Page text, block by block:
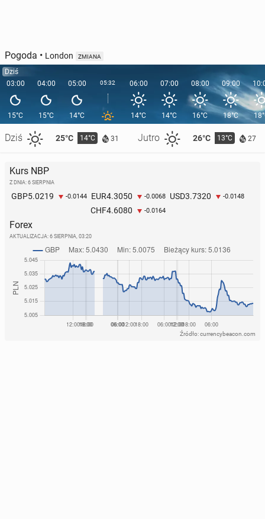
Pogoda • London ZMIANA
Dziś
03:00
15°C
Dziś 25°C 14°C 31 Jutro 26°C 13°C 27
04:00
15°C
05:00
14°C
05:32 06:00
14°C
07:00
14°C
08:00
16°C
09:00
18°C
Kurs NBP
Z DNIA: 6 SIERPNIA
GBP5.0219 -0.0144 EUR4.3050 -0.0068 USD3.7320 -0.0148
CHF4.6080 -0.0164
Forex
AKTUALIZACJA: 6 SIERPNIA, 03:20
Źródło: currencybeacon.com